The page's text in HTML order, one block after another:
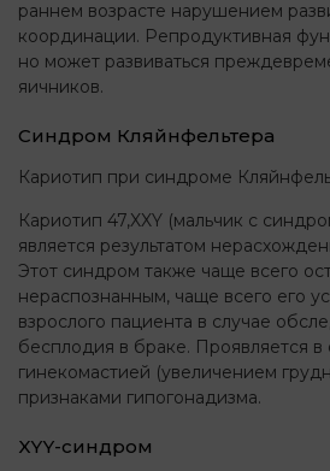
раннем возрасте нарушением
координации. Репродуктивная
но может развиваться
яичников.
Синдром Кляйнфельтера
Кариотип при синдроме
Кариотип 47,XXY (мальчик с
является результатом
Этот синдром также чаще всего
нераспознанным, чаще всего его
взрослого пациента в случае
бесплодия в браке. Проявляется в
гинекомастией (увеличением
признаками гипогонадизма.
XYY-синдром